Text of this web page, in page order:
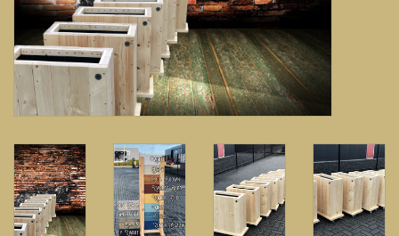
Zuilen & Pilaren
Blog